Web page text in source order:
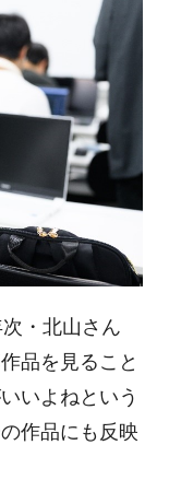
・北山さん
品を見ること
いよねという
作品にも反映